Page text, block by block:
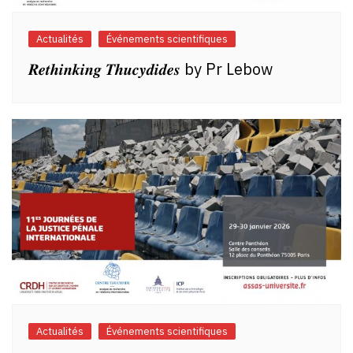
Actualités Événements scientifiques
𝑹𝒆𝒕𝒉𝒊𝒏𝒌𝒊𝒏𝒈 𝑻𝒉𝒖𝒄𝒚𝒅𝒊𝒅𝒆𝒔 by Pr Lebow
Actualités Événements scientifiques